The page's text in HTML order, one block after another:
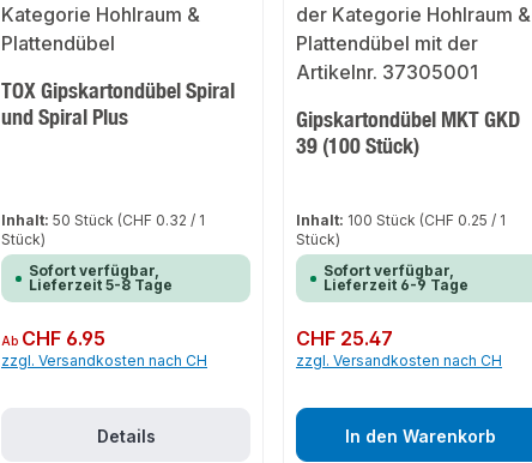
TOX Gipskartondübel Spiral
und Spiral Plus
Inhalt:50 Stück (CHF 0.32 / 1
Stück)
Sofort verfügbar,
Lieferzeit 5-8 Tage
Regulärer Preis:
Ab CHF 6.95
zzgl. Versandkosten nach CH
Details
Gipskartondübel MKT GKD
39 (100 Stück)
Inhalt: 100 Stück (CHF 0.25 / 1
Stück)
Sofort verfügbar,
Lieferzeit 6-9 Tage
Regulärer Preis:
CHF 25.47
zzgl. Versandkosten nach CH
In den Warenkorb